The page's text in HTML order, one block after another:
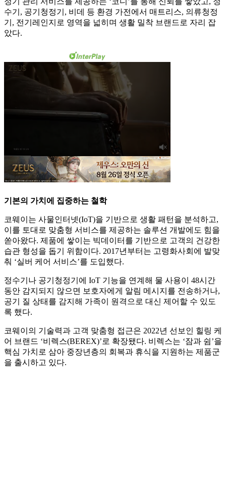
수기, 공기청정기, 비데 등 환경 가전에서 매트리스, 의류청정
기, 전기레인지로 영역을 넓히며 생활 밀착 브랜드로 자리 잡
았다.
기본의 가치에 집중하는 철학
코웨이는 사물인터넷(IoT)을 기반으로 생활 패턴을 분석하고,
이를 토대로 맞춤형 서비스를 제공하는 솔루션 개발에도 힘을
쏟아왔다. 제품에 쌓이는 빅데이터를 기반으로 고객의 건강한
습관 형성을 돕기 위함이다. 2017년부터는 고령화사회에 발맞
춰 ‘실버 케어 서비스’를 도입했다.
정수기나 공기청정기에 IoT 기능을 연계해 물 사용이 48시간
동안 감지되지 않으면 보호자에게 알림 메시지를 전송하거나,
공기 질 상태를 감지해 가족이 원격으로 대신 제어할 수 있도
록 했다.
코웨이의 기술력과 고객 맞춤형 접근은 2022년 선보인 힐링 케
어 브랜드 ‘비렉스(BEREX)’로 확장됐다. 비렉스는 ‘잠과 쉼’을
핵심 가치로 삼아 중장년층의 회복과 휴식을 지원하는 제품군
을 출시하고 있다.